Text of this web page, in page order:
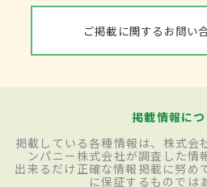
ご掲載に関するお問い
掲載情報に
掲載している各種情報は、株式会
ンパニー株式会社が調査した情
出来るだけ正確な情報掲載に努め
に保証するものでは